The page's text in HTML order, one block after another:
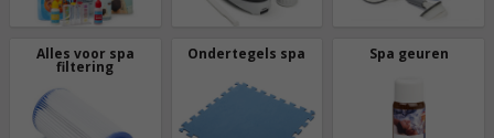
Alles voor spa
filtering
Ondertegels spa Spa geuren